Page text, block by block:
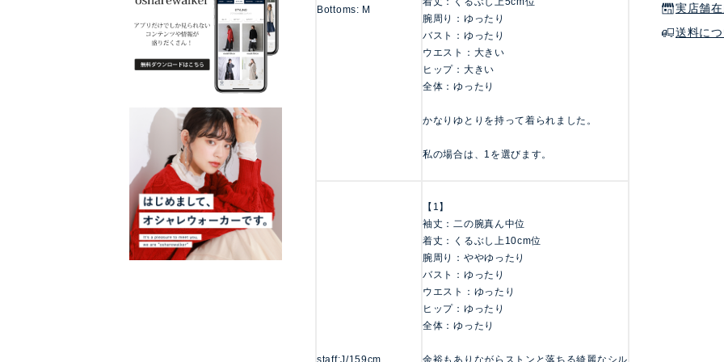
実店舗
送料に
Bottoms: M
腕周り：ゆったり
バスト：ゆったり
ウエスト：大きい
ヒップ：大きい
全体：ゆったり
かなりゆとりを持って着られました。
私の場合は、1を選びます。
【1】
袖丈：二の腕真ん中位
着丈：くるぶし上10cm位
腕周り：ややゆったり
バスト：ゆったり
ウエスト：ゆったり
ヒップ：ゆったり
全体：ゆったり